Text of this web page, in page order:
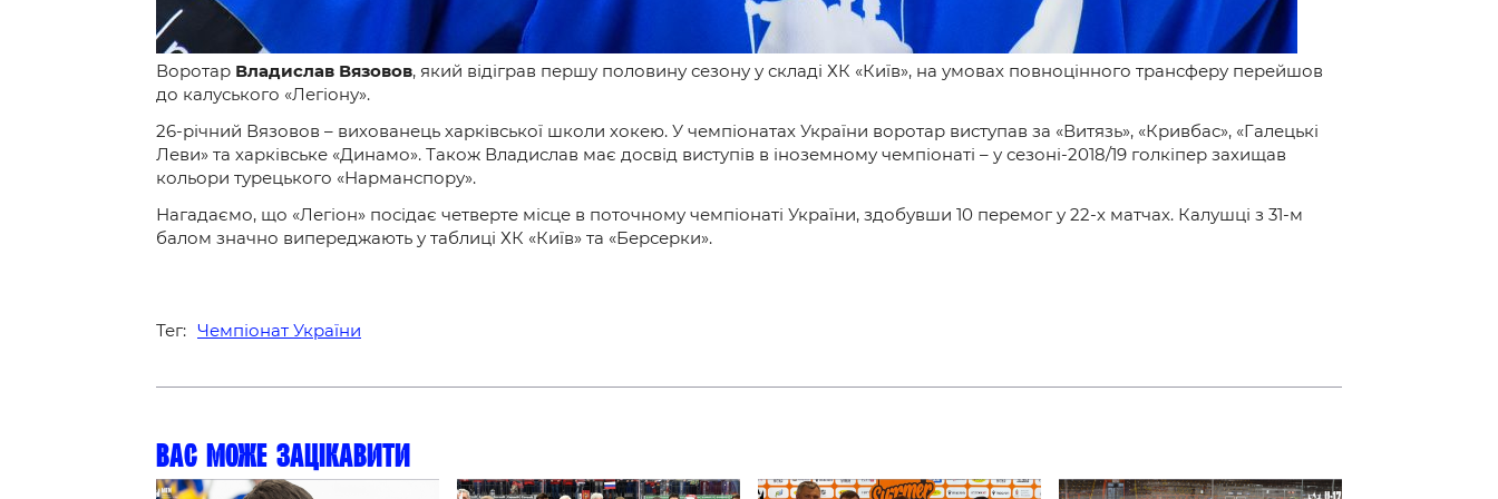
Воротар Владислав Вязовов, який відіграв першу половину сезону у складі ХК «Київ», на умовах повноцінного трансферу перейшов
до калуського «Легіону».
26-річний Вязовов – вихованець харківської школи хокею. У чемпіонатах України воротар виступав за «Витязь», «Кривбас», «Галецькі
Леви» та харківське «Динамо». Також Владислав має досвід виступів в іноземному чемпіонаті – у сезоні-2018/19 голкіпер захищав
кольори турецького «Нарманспору».
Нагадаємо, що «Легіон» посідає четверте місце в поточному чемпіонаті України, здобувши 10 перемог у 22-х матчах. Калушці з 31-м
балом значно випереджають у таблиці ХК «Київ» та «Берсерки».
Тег: Чемпіонат України
Вас може зацікавити